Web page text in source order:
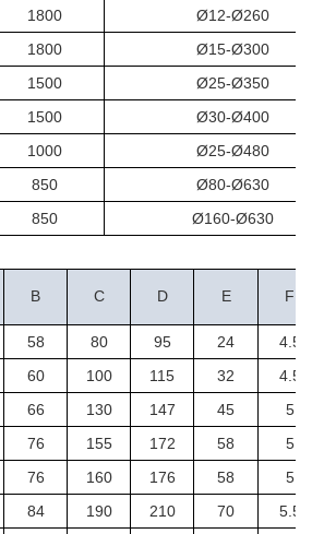
1800
Ø12-Ø260
1800
Ø15-Ø300
1500
Ø25-Ø350
1500
Ø30-Ø400
1000
Ø25-Ø480
850
Ø80-Ø630
850 Ø160-Ø630
B C D E F
58 80 95 24
4.5
60 100 115 32
4.5
66 130 147 45
5
76 155 172 58
5
76 160 176 58
5
84 190 210 70
5.5